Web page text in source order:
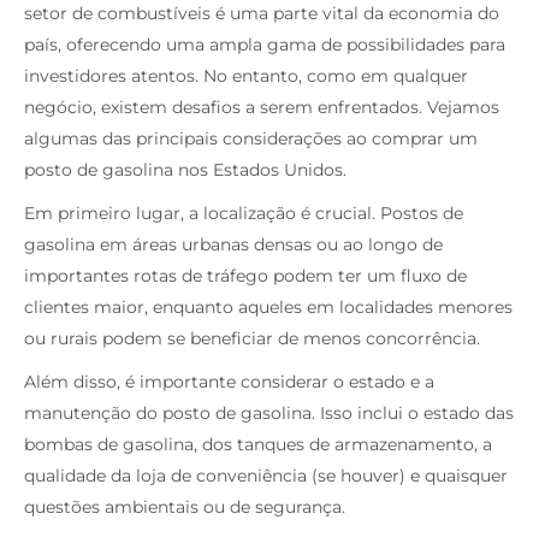
setor de combustíveis é uma parte vital da economia do
país, oferecendo uma ampla gama de possibilidades para
investidores atentos. No entanto, como em qualquer
negócio, existem desafios a serem enfrentados. Vejamos
algumas das principais considerações ao comprar um
posto de gasolina nos Estados Unidos.
Em primeiro lugar, a localização é crucial. Postos de
gasolina em áreas urbanas densas ou ao longo de
importantes rotas de tráfego podem ter um fluxo de
clientes maior, enquanto aqueles em localidades menores
ou rurais podem se beneficiar de menos concorrência.
Além disso, é importante considerar o estado e a
manutenção do posto de gasolina. Isso inclui o estado das
bombas de gasolina, dos tanques de armazenamento, a
qualidade da loja de conveniência (se houver) e quaisquer
questões ambientais ou de segurança.